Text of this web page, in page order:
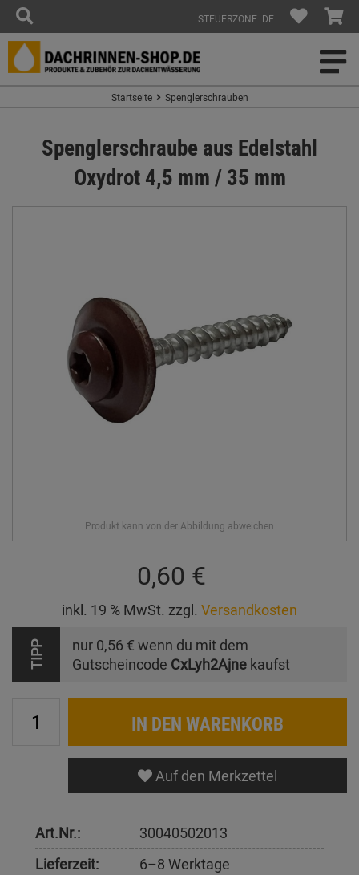
STEUERZONE: DE
Startseite Spenglerschrauben
Spenglerschraube aus Edelstahl
Oxydrot 4,5 mm / 35 mm
0,60 €
inkl. 19 % MwSt. zzgl. Versandkosten
TIPP nur 0,56 € wenn du mit dem
Gutscheincode CxLyh2Ajne kaufst
IN DEN WARENKORB
Auf den Merkzettel
Art.Nr.:
30040502013
Lieferzeit:
6–8 Werktage